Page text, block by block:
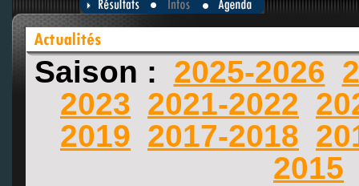
Saison : 2025-2026
2023 2021-2022
2019 2017-2018
2015